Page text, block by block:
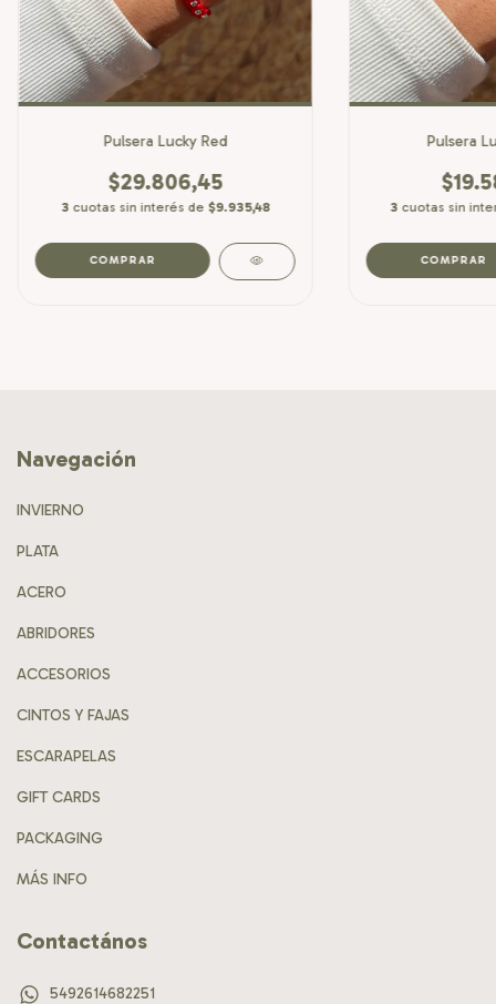
Pulsera Lucky Red
$29.806,45
3 cuotas sin interés de $9.935,48
Pulsera
3 cuotas sin
Navegación
INVIERNO
PLATA
ACERO
ABRIDORES
ACCESORIOS
CINTOS Y FAJAS
ESCARAPELAS
GIFT CARDS
PACKAGING
MÁS INFO
Contactános
5492614682251